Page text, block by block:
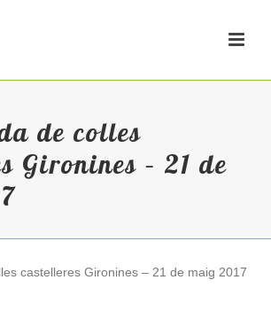
de colles
Gironines – 21 de